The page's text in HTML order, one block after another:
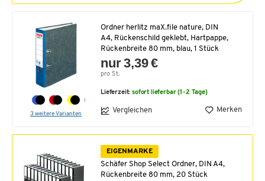
3 weitere Varianten
Ordner herlitz maX.file nature, DIN
A4, Rückenschild geklebt, Hartpappe,
Rückenbreite 80 mm, blau, 1 Stück
nur 3,39 €
pro St.
Lieferzeit:sofort lieferbar (1-2 Tage)
Vergleichen Merken
EIGENMARKE
Schäfer Shop Select Ordner, DIN A4,
Rückenbreite 80 mm, 20 Stück